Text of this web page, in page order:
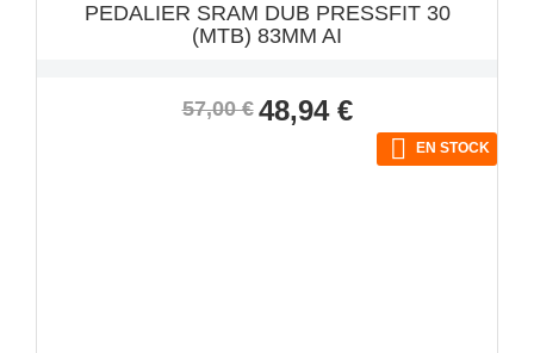
PEDALIER SRAM DUB PRESSFIT 30
(MTB) 83MM AI
Precio
57,00 € Precio
48,94 €
 EN STOCK